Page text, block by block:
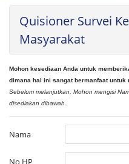
Quisioner Survei
Masyarakat
Mohon kesediaan Anda untuk
dimana hal ini sangat bermanfaat
Sebelum melanjutkan, Mohon mengisi
disediakan dibawah.
Nama
No HP